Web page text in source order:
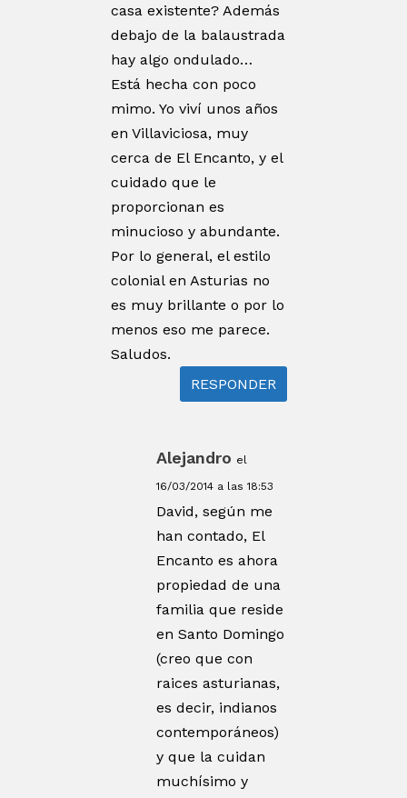
casa existente? Además
debajo de la balaustrada
hay algo ondulado…
Está hecha con poco
mimo. Yo viví unos años
en Villaviciosa, muy
cerca de El Encanto, y el
cuidado que le
proporcionan es
minucioso y abundante.
Por lo general, el estilo
colonial en Asturias no
es muy brillante o por lo
menos eso me parece.
Saludos.
RESPONDER
Alejandro el
16/03/2014 a las 18:53
David, según me
han contado, El
Encanto es ahora
propiedad de una
familia que reside
en Santo Domingo
(creo que con
raices asturianas,
es decir, indianos
contemporáneos)
y que la cuidan
muchísimo y